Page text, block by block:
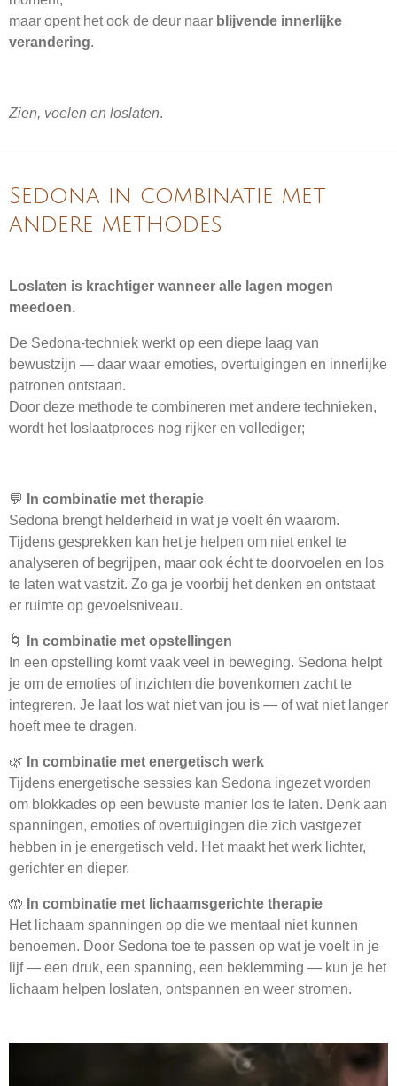
maar opent het ook de deur naar blijvende innerlijke
verandering.
Zien, voelen en loslaten.
Sedona in combinatie met
andere methodes
Loslaten is krachtiger wanneer alle lagen mogen
meedoen.
De Sedona-techniek werkt op een diepe laag van
bewustzijn — daar waar emoties, overtuigingen en innerlijke
patronen ontstaan.
Door deze methode te combineren met andere technieken,
wordt het loslaatproces nog rijker en vollediger;
💬
In combinatie met therapie
Sedona brengt helderheid in wat je voelt én waarom.
Tijdens gesprekken kan het je helpen om niet enkel te
analyseren of begrijpen, maar ook écht te doorvoelen en los
te laten wat vastzit. Zo ga je voorbij het denken en ontstaat
er ruimte op gevoelsniveau.
🌀
In combinatie met opstellingen
In een opstelling komt vaak veel in beweging. Sedona helpt
je om de emoties of inzichten die bovenkomen zacht te
integreren. Je laat los wat niet van jou is — of wat niet langer
hoeft mee te dragen.
🌿 In combinatie met energetisch werk
Tijdens energetische sessies kan Sedona ingezet worden
om blokkades op een bewuste manier los te laten. Denk aan
spanningen, emoties of overtuigingen die zich vastgezet
hebben in je energetisch veld. Het maakt het werk lichter,
gerichter en dieper.
🤲 In combinatie met lichaamsgerichte therapie
Het lichaam spanningen op die we mentaal niet kunnen
benoemen. Door Sedona toe te passen op wat je voelt in je
lijf — een druk, een spanning, een beklemming — kun je het
lichaam helpen loslaten, ontspannen en weer stromen.